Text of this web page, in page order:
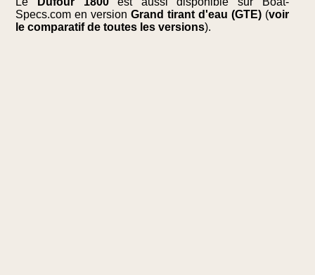
Specs.com en versionGrand tirant d'eau (GTE)(voir
le comparatif de toutes les versions).